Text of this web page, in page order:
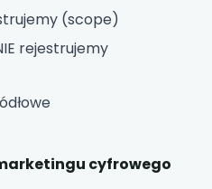
(scope)
rejestrujemy
cyfrowego